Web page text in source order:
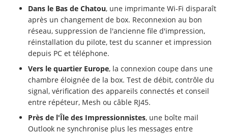
Dans le Bas de Chatou, une imprimante Wi-Fi disparaît
après un changement de box. Reconnexion au bon
réseau, suppression de l'ancienne file d'impression,
réinstallation du pilote, test du scanner et impression
depuis PC et téléphone.
Vers le quartier Europe, la connexion coupe dans une
chambre éloignée de la box. Test de débit, contrôle du
signal, vérification des appareils connectés et conseil
entre répéteur, Mesh ou câble RJ45.
Près de l'Île des Impressionnistes, une boîte mail
Outlook ne synchronise plus les messages entre